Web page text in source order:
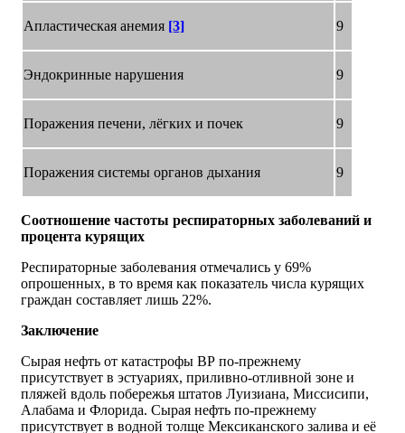
Апластическая анемия [3] 9
Эндокринные нарушения 9
Поражения печени, лёгких и почек 9
Поражения системы органов дыхания 9
Соотношение частоты респираторных заболеваний и
процента курящих
Респираторные заболевания отмечались у 69%
опрошенных, в то время как показатель числа курящих
граждан составляет лишь 22%.
Заключение
Сырая нефть от катастрофы ВР по-прежнему
присутствует в эстуариях, приливно-отливной зоне и
пляжей вдоль побережья штатов Луизиана, Миссисипи,
Алабама и Флорида. Сырая нефть по-прежнему
присутствует в водной толще Мексиканского залива и её